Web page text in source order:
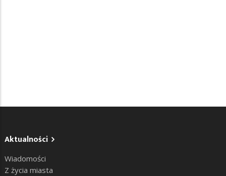
Aktualności
Wiadomości
Z życia miasta